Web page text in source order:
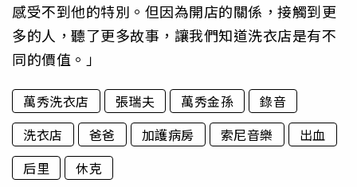
感受不到他的特別。但因為開店的關係，接觸到更
多的人，聽了更多故事，讓我們知道洗衣店是有不
同的價值。」
萬秀洗衣店 張瑞夫 萬秀金孫
錄音
洗衣店
爸爸 加護病房 索尼音樂
出血
后里
休克